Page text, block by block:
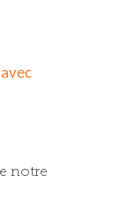
notre